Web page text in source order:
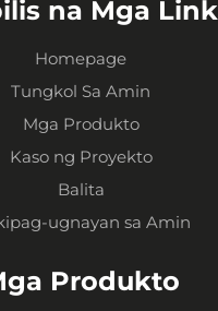
na Mga Link
Homepage
Tungkol Sa Amin
Mga Produkto
Kaso ng Proyekto
Balita
ugnayan sa Amin
Produkto